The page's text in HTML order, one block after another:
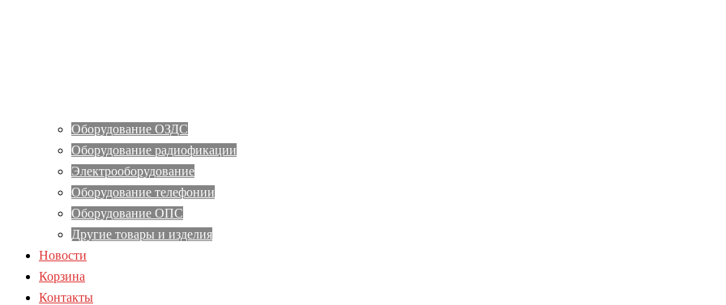
Оборудование ОЗДС
Оборудование радиофикации
Электрооборудование
Оборудование телефонии
Оборудование ОПС
Другие товары и изделия
Новости
Корзина
Контакты